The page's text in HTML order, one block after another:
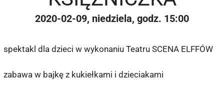
2020-02-09 niedziela 15:00
spektakl dla dzieci w wykonaniu Teatru SCENA ELFFÓW
zabawa w bajkę z kukiełkami i dzieciakami